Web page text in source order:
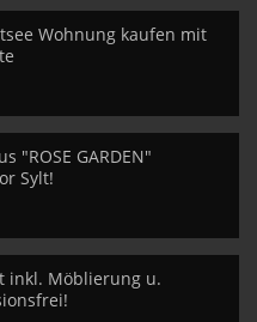
Wohnung kaufen mit
"ROSE GARDEN"
Sylt!
inkl. Möblierung u.